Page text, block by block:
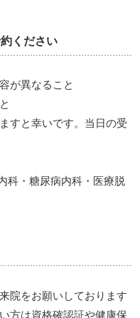
ください
が異なること
すと幸いです。当日の受
科・糖尿病内科・医療脱
院をお願いしております
方は資格確認証や健康保